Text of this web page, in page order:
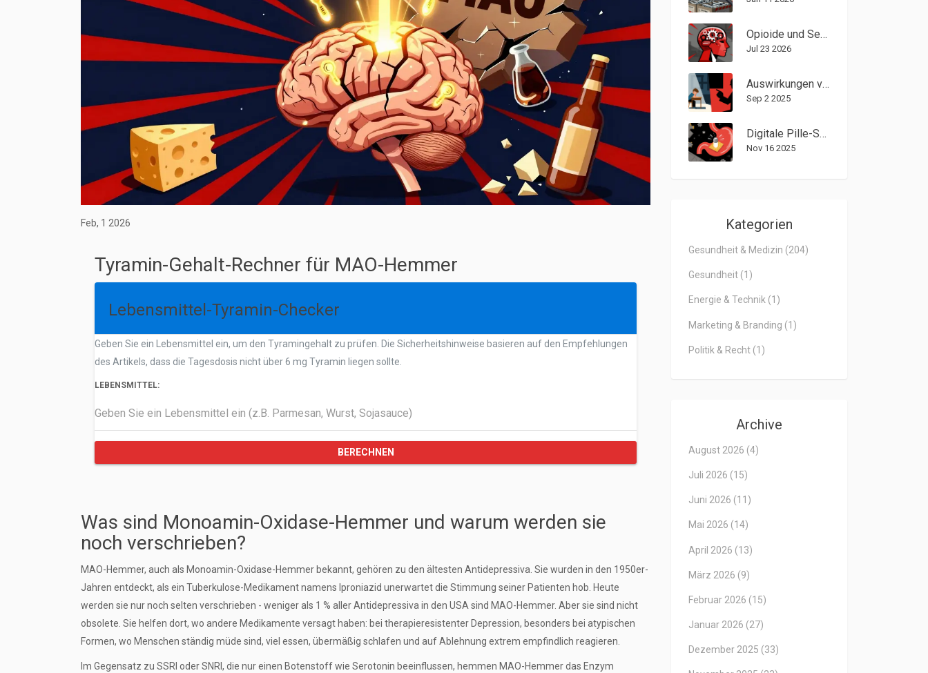
Feb, 1 2026
Tyramin-Gehalt-Rechner für MAO-Hemmer
Lebensmittel-Tyramin-Checker
Geben Sie ein Lebensmittel ein, um den Tyramingehalt zu prüfen. Die Sicherheitshinweise basieren auf den Empfehlungen
des Artikels, dass die Tagesdosis nicht über 6 mg Tyramin liegen sollte.
LEBENSMITTEL:
BERECHNEN
Was sind Monoamin-Oxidase-Hemmer und warum werden sie
noch verschrieben?
MAO-Hemmer, auch als Monoamin-Oxidase-Hemmer bekannt, gehören zu den ältesten Antidepressiva. Sie wurden in den 1950er-
Jahren entdeckt, als ein Tuberkulose-Medikament namens Iproniazid unerwartet die Stimmung seiner Patienten hob. Heute
werden sie nur noch selten verschrieben - weniger als 1 % aller Antidepressiva in den USA sind MAO-Hemmer. Aber sie sind nicht
obsolete. Sie helfen dort, wo andere Medikamente versagt haben: bei therapieresistenter Depression, besonders bei atypischen
Formen, wo Menschen ständig müde sind, viel essen, übermäßig schlafen und auf Ablehnung extrem empfindlich reagieren.
Im Gegensatz zu SSRI oder SNRI, die nur einen Botenstoff wie Serotonin beeinflussen, hemmen MAO-Hemmer das Enzym
Opioide und Serotonin-Syndrom: Gefährliche Wechselwirkungen verstehen
Jul 23 2026
Auswirkungen von Verhaltensstörungen auf das Selbstwertgefühl von Kindern
Sep 2 2025
Digitale Pille-Sensoren: Wie sie Medikamenteneinnahme und Nebenwirkungen überwachen
Nov 16 2025
Kategorien
Gesundheit & Medizin (204)
Gesundheit (1)
Energie & Technik (1)
Marketing & Branding (1)
Politik & Recht (1)
Archive
August 2026 (4)
Juli 2026 (15)
Juni 2026 (11)
Mai 2026 (14)
April 2026 (13)
März 2026 (9)
Februar 2026 (15)
Januar 2026 (27)
Dezember 2025 (33)